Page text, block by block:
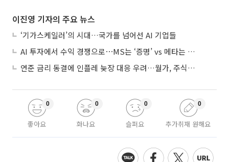
이진영 기자의 주요 뉴스
‘기가스케일러’의 시대…국가를 넘어선 AI 기업들
AI 투자에서 수익 경쟁으로⋯MS는 ‘증명’ vs 메타는 ‘숙제’
연준 금리 동결에 인플레 늦장 대응 우려…월가, 주식도 채권도 던졌다
좋아요
0
화나요
0
슬퍼요
0
추가취재 원해요
0